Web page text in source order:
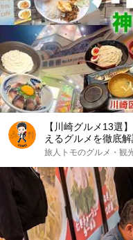
【川崎グルメ13選
えるグルメを徹底
店、歴史ある外国
旅人トモのグルメ・観